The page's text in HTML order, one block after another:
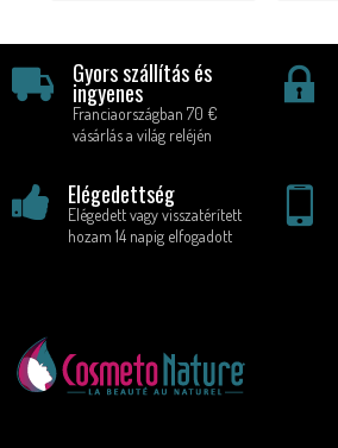
Gyors szállítás és
ingyenes
Franciaországban 70 €
vásárlás a világ reléjén
Elégedettség
Elégedett vagy visszatérített
hozam 14 napig elfogadott